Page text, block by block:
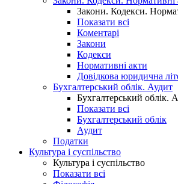
Закони. Кодекси.
Показати всі
Коментарі
Закони
Кодекси
Нормативні акти
Довідкова юридична
Бухгалтерський облік. Аудит
Бухгалтерський облік.
Показати всі
Бухгалтерський облік
Аудит
Податки
Культура і суспільство
Культура і суспільство
Показати всі